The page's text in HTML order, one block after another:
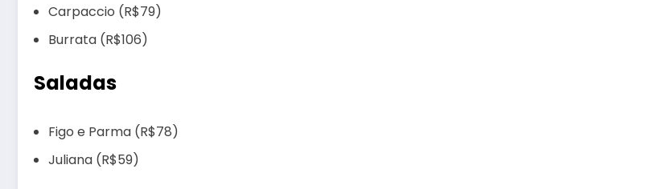
Carpaccio (R$79)
Burrata (R$106)
Saladas
Figo e Parma (R$78)
Juliana (R$59)